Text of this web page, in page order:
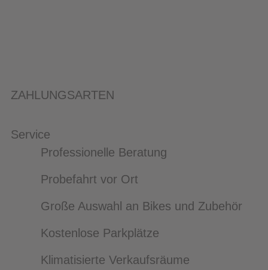
ZAHLUNGSARTEN
Service
Professionelle Beratung
Probefahrt vor Ort
Große Auswahl an Bikes und Zubehör
Kostenlose Parkplätze
Klimatisierte Verkaufsräume